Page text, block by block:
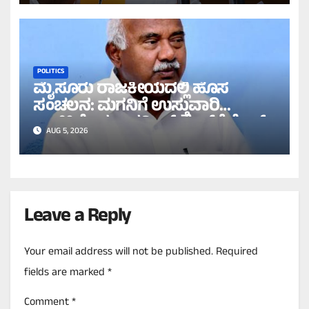
POLITICS
ಮೈಸೂರು ರಾಜಕೀಯದಲ್ಲಿ ಹೊಸ
ಸಂಚಲನ: ಮಗನಿಗೆ ಉಸ್ತುವಾರಿ
ಉಳಿಸಿಕೊಳ್ಳಲು ತನ್ವೀರ್ ಸೇಠ್‌ಗೆ ಕೊಕ್?
AUG 5, 2026
Leave a Reply
Your email address will not be published.Required
fields are marked*
Comment*